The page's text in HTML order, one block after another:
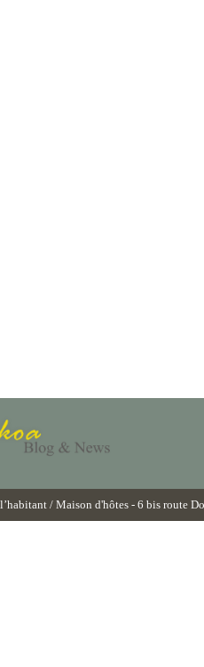
/ Maison d'hôtes - 6 bis route